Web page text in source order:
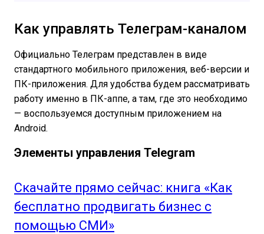
Как управлять Телеграм-каналом
Официально Телеграм представлен в виде
стандартного мобильного приложения, веб-версии и
ПК-приложения. Для удобства будем рассматривать
работу именно в ПК-аппе, а там, где это необходимо
— воспользуемся доступным приложением на
Android.
Элементы управления Telegram
Скачайте прямо сейчас: книга «Как
бесплатно продвигать бизнес с
помощью СМИ»